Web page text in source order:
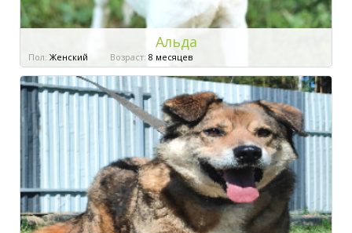
Альда
Пол: Женский Возраст: 8 месяцев